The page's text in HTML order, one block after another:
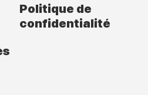
Politique de
confidentialité